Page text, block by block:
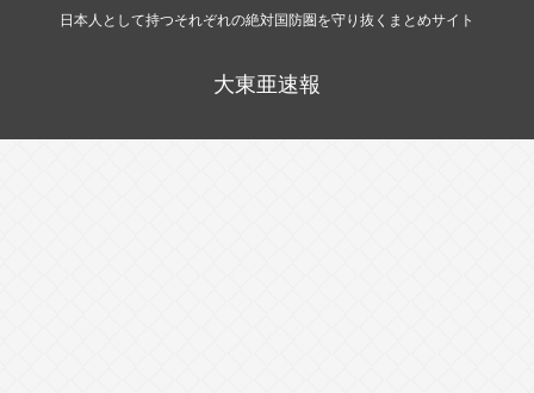
日本人として持つそれぞれの絶対国防圏を守り抜くまとめサイト
大東亜速報